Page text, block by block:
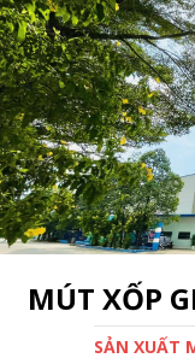
MÚT XỐP
SẢN XUẤT